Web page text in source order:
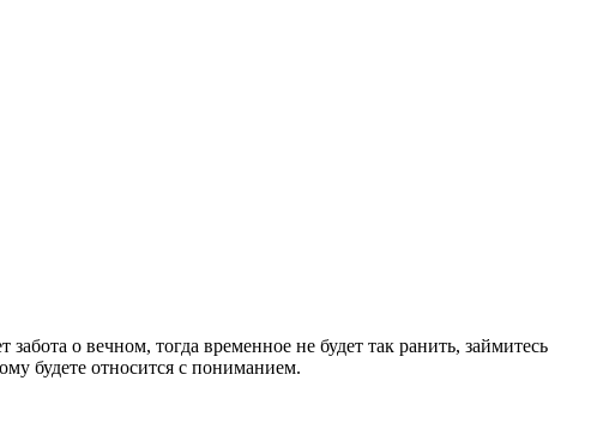
о вечном, тогда временное не будет так ранить, займитесь
будете относится с пониманием.